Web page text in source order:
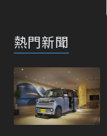
熱門新聞